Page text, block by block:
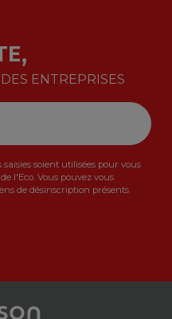
ENTREPRISES
soient utilisées pour vous
l'Eco. Vous pouvez vous
de désinscription présents